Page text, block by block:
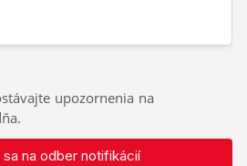
upozornenia na
sa na odber notifikácií